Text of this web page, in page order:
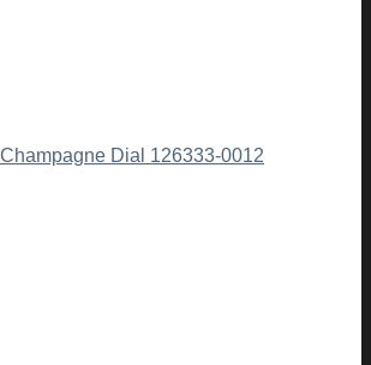
Dial 126333-0012